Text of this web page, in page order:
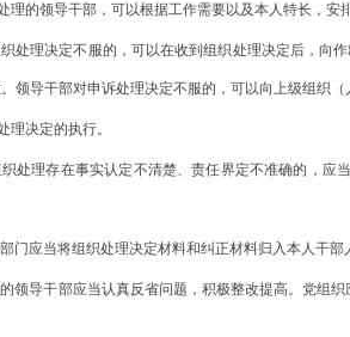
理的领导干部，可以根据工作需要以及本人特长，安
处理决定不服的，可以在收到组织处理决定后，向
领导干部对申诉处理决定不服的，可以向上级组织
理决定的执行。
处理存在事实认定不清楚、责任界定不准确的，
门应当将组织处理决定材料和纠正材料归入本人干
领导干部应当认真反省问题，积极整改提高。党组